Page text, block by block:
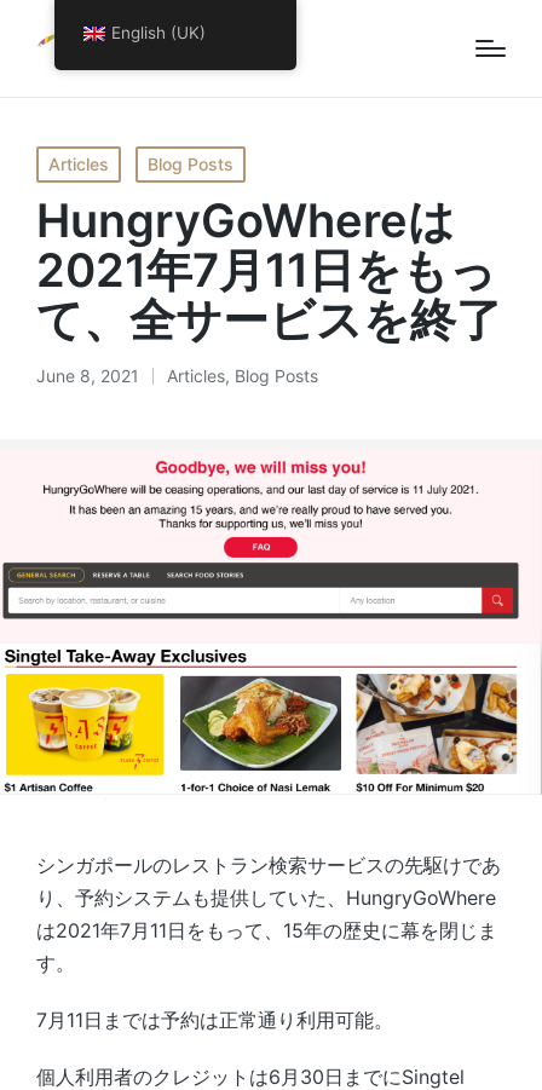
Posted
in
Articles Blog Posts
​HungryGoWhereは
2021年7月11日をもっ
て、全サービスを終了
June 8, 2021
Posted
Articles, Blog Posts
シンガポールのレストラン検索サービスの先駆けであ
り、予約システムも提供していた、​HungryGoWhere
は2021年7月11日をもって、15年の歴史に幕を閉じま
す。
7月11日までは予約は正常通り利用可能。
個人利用者のクレジットは6月30日までにSingtel
English (UK)